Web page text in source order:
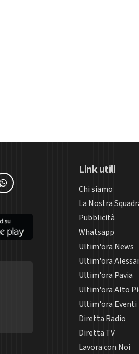
Link utili
Chi siamo
La Nostra
Pubblicità
Whatsapp
Ultim'ora News
Ultim'ora
Ultim'ora Pavia
Ultim'ora Alto
Ultim'ora Eventi
Diretta Radio
Diretta TV
Lavora con Noi